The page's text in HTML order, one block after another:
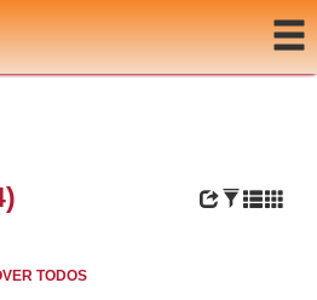
TODOS